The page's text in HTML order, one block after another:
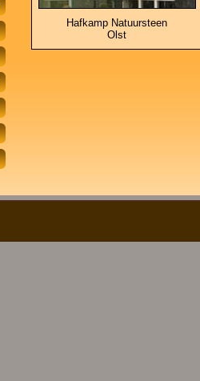
Hafkamp Natuursteen
Olst